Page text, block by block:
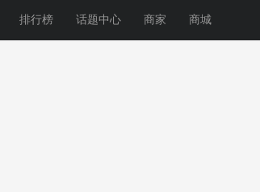
排行榜 话题中心 商家 商城